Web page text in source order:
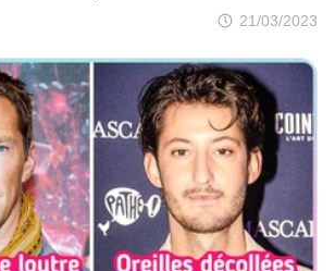
21/03/2023
doivent également vivre en société,
des rues, paliers et bien d’autres.
dire est que la réalité est bien différente
nos écrans.